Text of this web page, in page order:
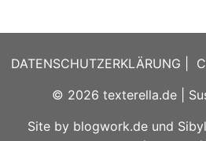
DATENSCHUTZERKLÄRUNG
© 2026 texterella.de|
Site by blogwork.de und